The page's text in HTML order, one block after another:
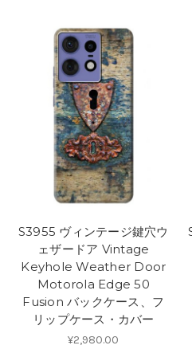
S3955 ヴィンテージ鍵穴ウ
ェザードア Vintage
Keyhole Weather Door
Motorola Edge 50
Fusion バックケース、フ
リップケース・カバー
¥2,980.00